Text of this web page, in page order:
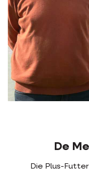
De
Die Plus-